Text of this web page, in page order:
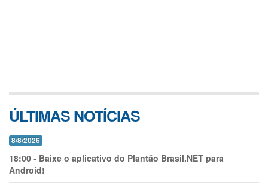
ÚLTIMAS NOTÍCIAS
8/8/2026
18:00 - Baixe o aplicativo do Plantão Brasil.NET para
Android!